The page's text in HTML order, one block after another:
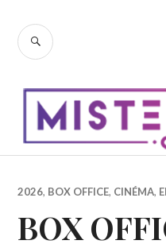
contenu
RECHERCHE
2026, BOX OFFICE, CINÉMA,
BOX